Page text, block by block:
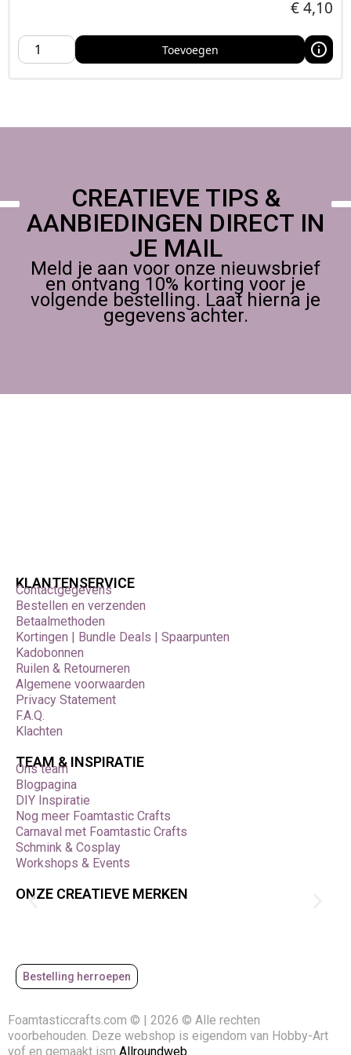
€4,10
Toevoegen
CREATIEVE TIPS &
AANBIEDINGEN DIRECT IN
JE MAIL
Meld je aan voor onze nieuwsbrief
en ontvang 10% korting voor je
volgende bestelling. Laat hierna je
gegevens achter.
KLANTENSERVICE
Contactgegevens
Bestellen en verzenden
Betaalmethoden
Kortingen | Bundle Deals | Spaarpunten
Kadobonnen
Ruilen & Retourneren
Algemene voorwaarden
Privacy Statement
F.A.Q.
Klachten
TEAM & INSPIRATIE
Ons team
Blogpagina
DIY Inspiratie
Nog meer Foamtastic Crafts
Carnaval met Foamtastic Crafts
Schmink & Cosplay
Workshops & Events
ONZE CREATIEVE MERKEN
Bestelling herroepen
Foamtasticcrafts.com © | 2026 © Alle rechten
voorbehouden. Deze webshop is eigendom van Hobby-Art
vof en gemaakt ism Allroundweb